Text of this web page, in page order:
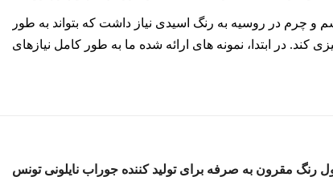
و چرم در روسیه به رنگ اسیدی نیاز داشت که بتواند به طور
کند. در ابتدا، نمونه های ارائه شده ما به طور کامل نیازهای
رنگ مقرون به صرفه برای تولید کننده جوراب نایلونی تونس